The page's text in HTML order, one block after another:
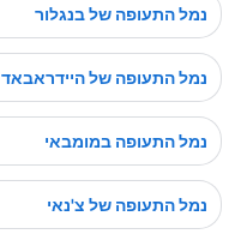
נמל התעופה של בנגלור
נמל התעופה של היידראבאד
נמל התעופה במומבאי
נמל התעופה של צ'נאי